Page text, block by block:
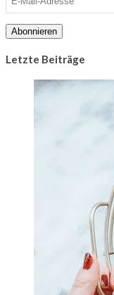
Abonnieren
Letzte Beiträge